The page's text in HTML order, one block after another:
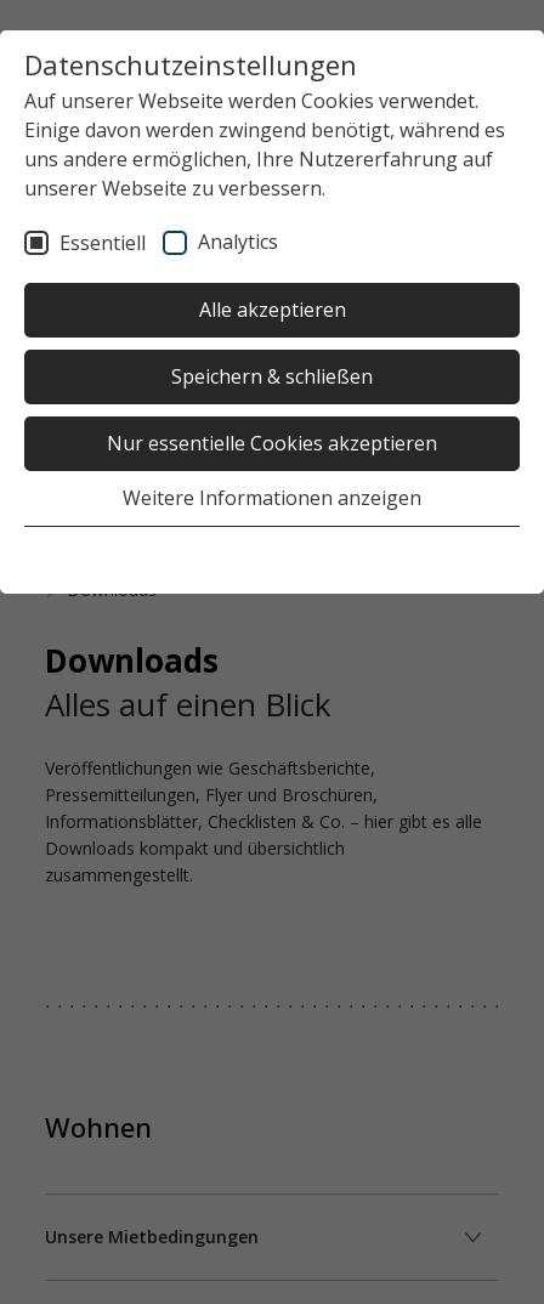
Datenschutzeinstellungen
Auf unserer Webseite werden Cookies verwendet.
Einige davon werden zwingend benötigt, während es
uns andere ermöglichen, Ihre Nutzererfahrung auf
unserer Webseite zu verbessern.
Essentiell Analytics
Alle akzeptieren
Speichern & schließen
Nur essentielle Cookies akzeptieren
Weitere Informationen anzeigen
Downloads
Downloads
Alles auf einen Blick
Veröffentlichungen wie Geschäftsberichte,
Pressemitteilungen, Flyer und Broschüren,
Informationsblätter, Checklisten & Co. – hier gibt es alle
Downloads kompakt und übersichtlich
zusammengestellt.
Wohnen
Unsere Mietbedingungen